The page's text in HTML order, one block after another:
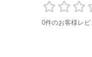
0件のお客様レビ